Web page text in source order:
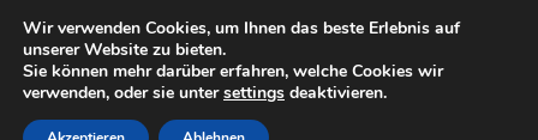
LIEFERUNG ab 6 EUR
Mo–Fr 9–16 Uhr · 0175 7465658
Zur
Zum
Wir verwenden Cookies, um Ihnen das beste Erlebnis auf
unserer Website zu bieten.
Sie können mehr darüber erfahren, welche Cookies wir
verwenden, oder sie untersettings deaktivieren.